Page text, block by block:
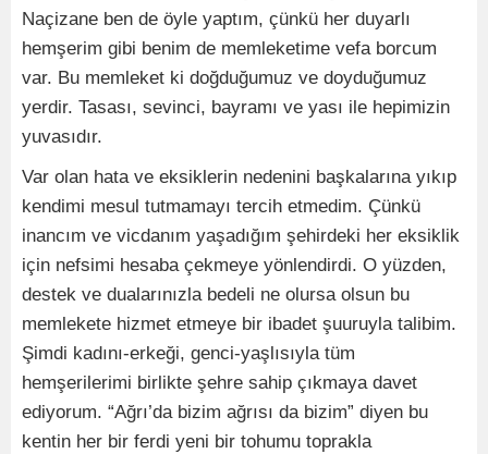
Naçizane ben de öyle yaptım, çünkü her duyarlı
hemşerim gibi benim de memleketime vefa borcum
var. Bu memleket ki doğduğumuz ve doyduğumuz
yerdir. Tasası, sevinci, bayramı ve yası ile hepimizin
yuvasıdır.
Var olan hata ve eksiklerin nedenini başkalarına yıkıp
kendimi mesul tutmamayı tercih etmedim. Çünkü
inancım ve vicdanım yaşadığım şehirdeki her eksiklik
için nefsimi hesaba çekmeye yönlendirdi. O yüzden,
destek ve dualarınızla bedeli ne olursa olsun bu
memlekete hizmet etmeye bir ibadet şuuruyla talibim.
Şimdi kadını-erkeği, genci-yaşlısıyla tüm
hemşerilerimi birlikte şehre sahip çıkmaya davet
ediyorum. “Ağrı’da bizim ağrısı da bizim” diyen bu
kentin her bir ferdi yeni bir tohumu toprakla